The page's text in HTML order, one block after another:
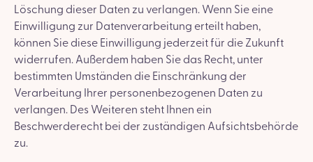
Löschung dieser Daten zu verlangen. Wenn Sie eine
Einwilligung zur Datenverarbeitung erteilt haben,
können Sie diese Einwilligung jederzeit für die Zukunft
widerrufen. Außerdem haben Sie das Recht, unter
bestimmten Umständen die Einschränkung der
Verarbeitung Ihrer personenbezogenen Daten zu
verlangen. Des Weiteren steht Ihnen ein
Beschwerderecht bei der zuständigen Aufsichtsbehörde
zu.